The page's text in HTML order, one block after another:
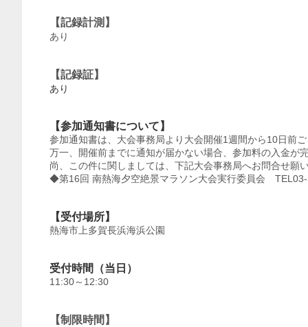
【記録計測】
あり
【記録証】
あり
【参加通知書について】
参加通知書は、大会事務局より大会開催1週間から10日前
万一、開催前までに通知が届かない場合、参加料の入金が
尚、この件に関しましては、下記大会事務局へお問合せ願
◆第16回 南熱海夕空絶景マラソン大会実行委員会
【受付場所】
熱海市上多賀長浜海浜公園
受付時間（当日）
11:30～12:30
【制限時間】